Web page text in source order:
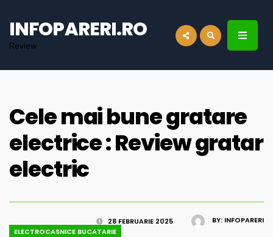
INFOPARERI.RO
Review
Cele mai bune gratare
electrice : Review gratar
electric
BY: INFOPARERI
28 FEBRUARIE 2025
ELECTROCASNICE BUCATARIE